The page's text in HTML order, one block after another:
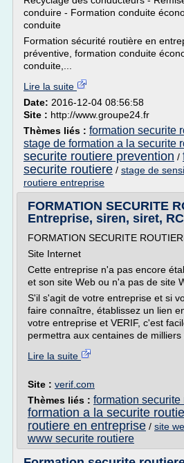
conduire - Formation conduite
conduite
Formation sécurité routière en
préventive, formation conduite
conduite,...
Lire la suite
Date: 2016-12-04 08:56:58
Site : http://www.groupe24.fr
Thèmes liés : formation securite
stage de formation a la securite
securite routiere prevention /
securite routiere / stage de
routiere entreprise
FORMATION SECURITE
Entreprise, siren, siret,
FORMATION SECURITE
Site Internet
Cette entreprise n'a pas encore
et son site Web ou n'a pas de site
S'il s'agit de votre entreprise et si
faire connaître, établissez un lien
votre entreprise et VERIF, c'est
permettra aux centaines de milliers
Lire la suite
Site : verif.com
Thèmes liés : formation
formation a la securite
routiere en entreprise / site
www securite routiere